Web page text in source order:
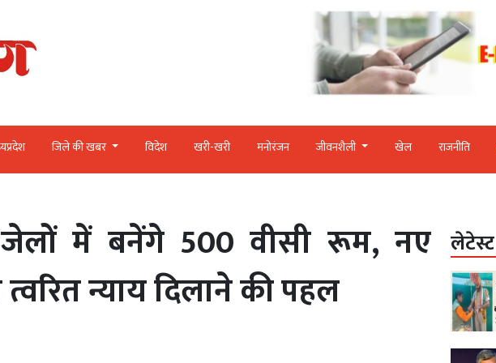
जिले की खबर विदेश खरी-खरी मनोरंजन जीवनशैली खेल राजनीति
में बनेंगे 500 वीसी रूम, नए
न्याय दिलाने की पहल
लेटेस्ट